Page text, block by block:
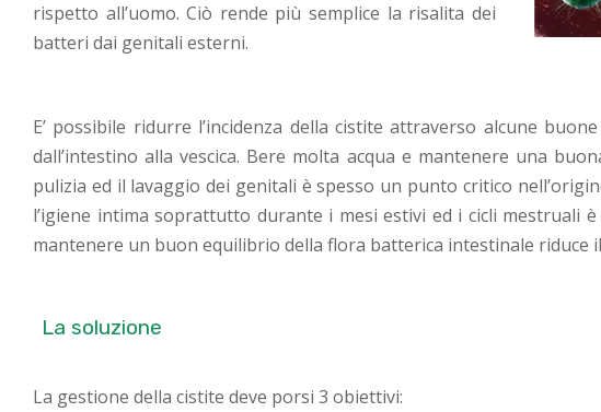
rispetto all’uomo. Ciò rende più semplice la risalita dei
batteri dai genitali esterni.
E’ possibile ridurre l’incidenza della cistite attraverso alcune
dall’intestino alla vescica. Bere molta acqua e mantenere una
pulizia ed il lavaggio dei genitali è spesso un punto critico
l’igiene intima soprattutto durante i mesi estivi ed i cicli mestruali
mantenere un buon equilibrio della flora batterica intestinale riduce
La soluzione
La gestione della cistite deve porsi 3 obiettivi: